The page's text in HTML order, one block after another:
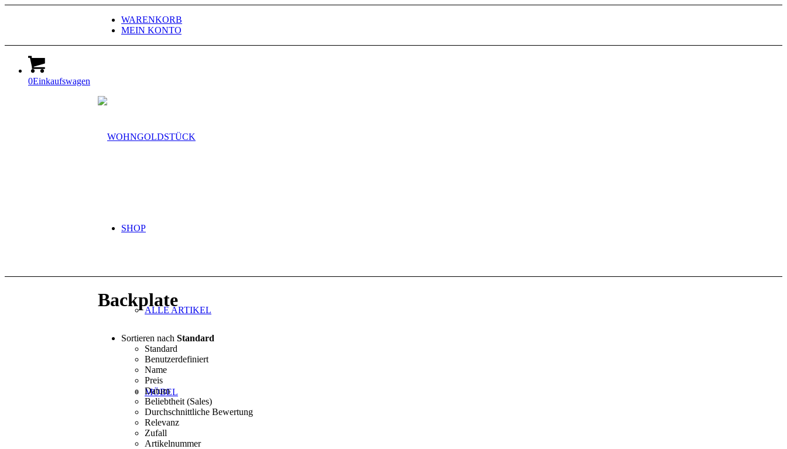
WARENKORB
MEIN KONTO
0Einkaufswagen
SHOP
ALLE ARTIKEL
MÖBEL
Backplate
Sortieren nach Standard
Standard
Benutzerdefiniert
Name
Preis
Datum
Beliebtheit (Sales)
Durchschnittliche Bewertung
Relevanz
Zufall
Artikelnummer